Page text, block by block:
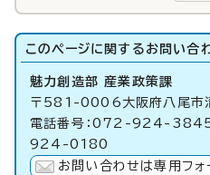
このページに関する お問い合
魅力創造部 産業政策課
〒581-0006大阪府八尾市
電話番号：072-924-
924-0180
お問い合わせは専用フォ